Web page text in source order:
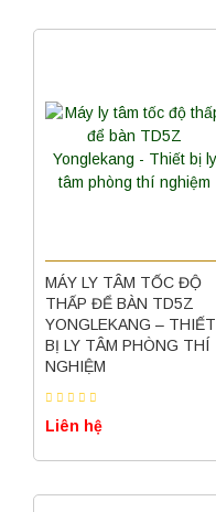
MÁY LY TÂM TỐC ĐỘ
THẤP ĐỂ BÀN TD5Z
YONGLEKANG – THIẾT
BỊ LY TÂM PHÒNG THÍ
NGHIỆM
Liên hệ